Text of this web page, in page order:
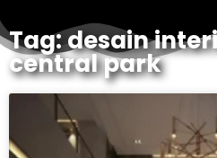
Tag: desain
central park